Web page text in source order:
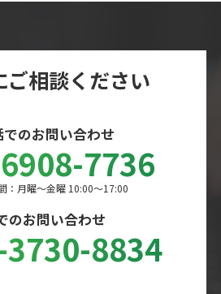
ご相談ください
でのお問い合わせ
7736
：月曜～金曜 10:00～17:00
のお問い合わせ
8834